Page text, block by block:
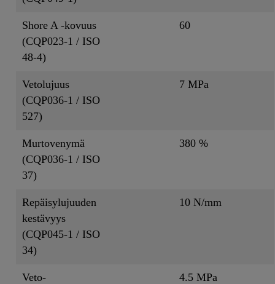
Shore A -kovuus
(CQP023-1 / ISO
48-4)
60
Vetolujuus
(CQP036-1 / ISO
527)
7 MPa
Murtovenymä
(CQP036-1 / ISO
37)
380 %
Repäisylujuuden
kestävyys
(CQP045-1 / ISO
34)
10 N/mm
Veto-
4.5 MPa